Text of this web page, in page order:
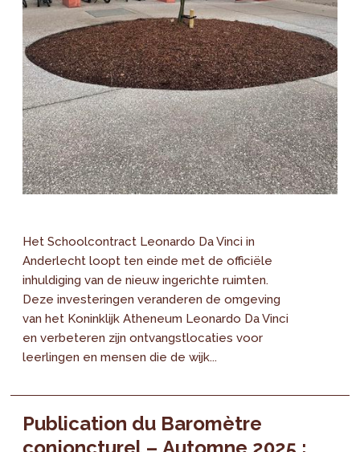
Het Schoolcontract Leonardo Da Vinci in
Anderlecht loopt ten einde met de officiële
inhuldiging van de nieuw ingerichte ruimten.
Deze investeringen veranderen de omgeving
van het Koninklijk Atheneum Leonardo Da Vinci
en verbeteren zijn ontvangstlocaties voor
leerlingen en mensen die de wijk...
Publication du Baromètre
conjoncturel – Automne 2025 :